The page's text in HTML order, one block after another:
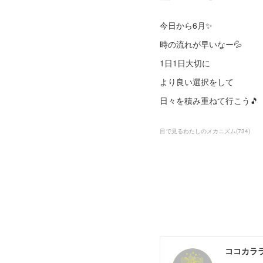
今日から6月✨
時の流れが早いなー💦
1日1日大切に
より良い選択をして
日々を積み重ねて行こう🎵
目で見るわたしのメカニズム(734)
ココカラ